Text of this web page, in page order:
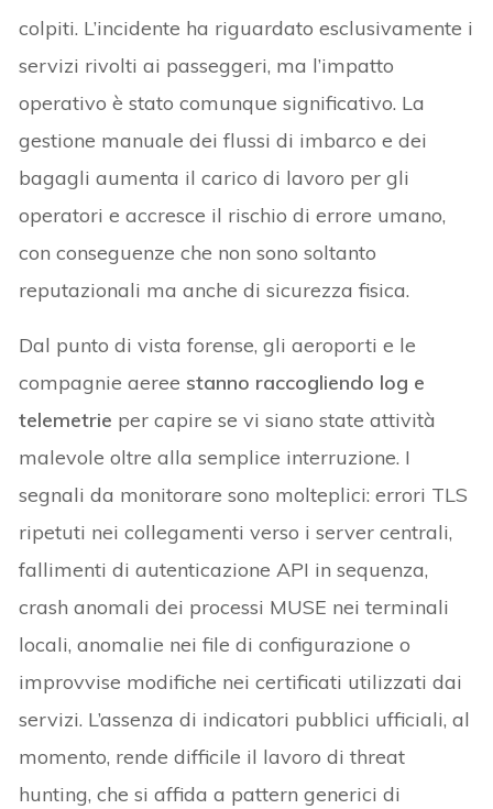
colpiti. L’incidente ha riguardato esclusivamente i
servizi rivolti ai passeggeri, ma l’impatto
operativo è stato comunque significativo. La
gestione manuale dei flussi di imbarco e dei
bagagli aumenta il carico di lavoro per gli
operatori e accresce il rischio di errore umano,
con conseguenze che non sono soltanto
reputazionali ma anche di sicurezza fisica.
Dal punto di vista forense, gli aeroporti e le
compagnie aeree stanno raccogliendo log e
telemetrie per capire se vi siano state attività
malevole oltre alla semplice interruzione. I
segnali da monitorare sono molteplici: errori TLS
ripetuti nei collegamenti verso i server centrali,
fallimenti di autenticazione API in sequenza,
crash anomali dei processi MUSE nei terminali
locali, anomalie nei file di configurazione o
improvvise modifiche nei certificati utilizzati dai
servizi. L’assenza di indicatori pubblici ufficiali, al
momento, rende difficile il lavoro di threat
hunting, che si affida a pattern generici di